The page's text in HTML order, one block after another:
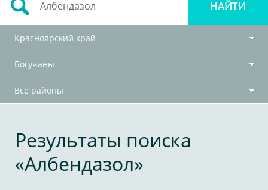
Красноярский край
Богучаны
Все районы
Результаты поиска
«Албендазол»